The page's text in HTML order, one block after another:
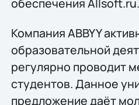
обеспечения Allsoft.ru.
Компания ABBYY
образовательной
регулярно проводит
студентов. Данное
предложение даёт